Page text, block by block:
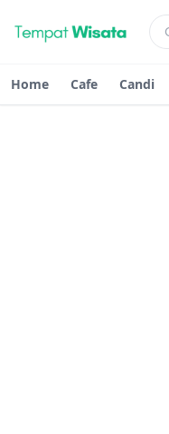
Home Cafe Candi